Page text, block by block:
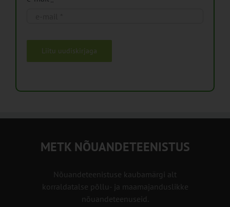
Liitu uudiskirjaga
METK NÕUANDETEENISTUS
Nõuandeteenistuse kaubamärgi alt
korraldatalse põllu- ja maamajanduslikke
nõuandeteenuseid.